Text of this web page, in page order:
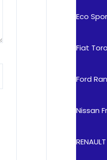
Eco
Fiat Toro
Ford
Nissan